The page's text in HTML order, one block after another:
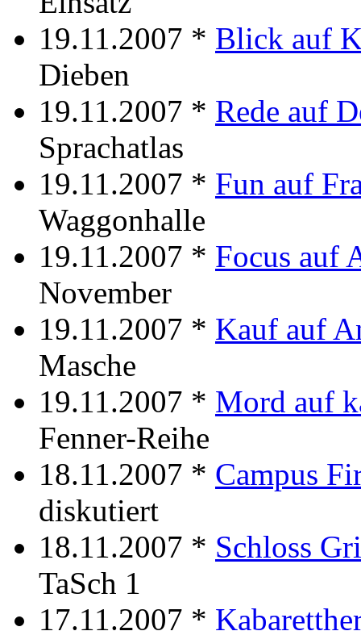
19.11.2007 * Blick auf
Dieben
19.11.2007 * Rede auf
Sprachatlas
19.11.2007 * Fun auf
Waggonhalle
19.11.2007 * Focus auf
November
19.11.2007 * Kauf auf
Masche
19.11.2007 * Mord auf
Fenner-Reihe
18.11.2007 * Campus
diskutiert
18.11.2007 * Schloss
TaSch 1
17.11.2007 *